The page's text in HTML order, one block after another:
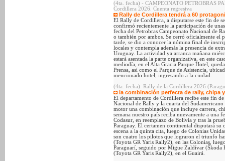
(4ta. fecha) - CAMPEONATO PETROBRAS
Cordillera 2026. Cuenta regresiva
Rally de Cordillera tendrá a 60
El Rally de Cordillera, a disputarse este fin de
confirmó recientemente la participación de
fecha del Petrobras Campeonato Nacional de
o también por ambos. Se cerró oficialmente el
tarde, se dio a conocer la nómina final de
locales y contempla además la presencia de
Uruguay. La actividad ya arranca mañana
estará asentada la parte organizativa, en este
mediodía, en el Alta Gracia Parque Hotel,
Prensa, así como el Parque de Asistencia,
mencionado hotel, ingresando a la ciudad.
(4ta. fecha): Rally de la Cordillera 2026
la combinación perfecta de rally, chipa
El departamento de Cordillera recibe este fin
Nacional de Rally y la cuarta del
motor una combinación que incluye carrera,
semana nuestro país reciba nuevamente a una
Codasur, en reemplazo de Bolivia y tras la
Paraguay. El certamen continental disputará
escena a la quinta cita, luego de Colonias
son cuatro los pilotos que lograron el triunfo
(Toyota GR Yaris Rally2), en las Colonias,
Paraguarí, seguido por Migue Zaldívar (Škoda
(Toyota GR Yaris Rally2), en el Guairá.